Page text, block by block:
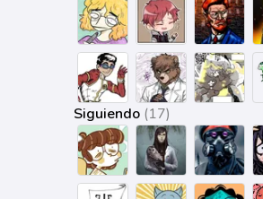
Siguiendo (17)